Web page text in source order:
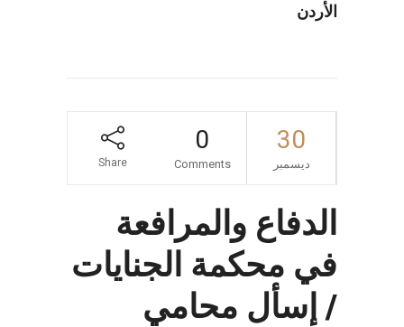
الأردن
30
ديسمبر
0
Comments
Share
الدفاع والمرافعة
في محكمة الجنايات
/ إسأل محامي